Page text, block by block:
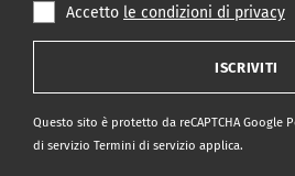
Accetto le condizioni di privacy
ISCRIVITI
Questo sito è protetto da reCAPTCHA Google
di servizio Termini di servizio applica.